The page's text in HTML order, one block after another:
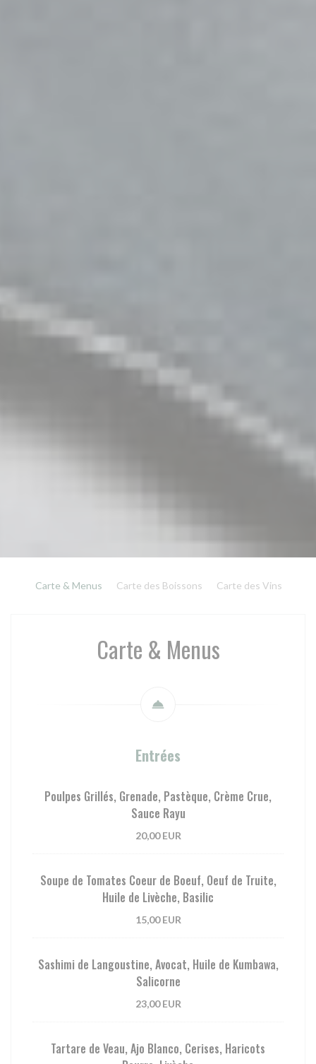
Carte & Menus Carte des Boissons Carte des Vins
Carte & Menus
Entrées
Poulpes Grillés, Grenade, Pastèque, Crème Crue,
Sauce Rayu
20,00 EUR
Soupe de Tomates Coeur de Boeuf, Oeuf de Truite,
Huile de Livèche, Basilic
15,00 EUR
Sashimi de Langoustine, Avocat, Huile de Kumbawa,
Salicorne
23,00 EUR
Tartare de Veau, Ajo Blanco, Cerises, Haricots